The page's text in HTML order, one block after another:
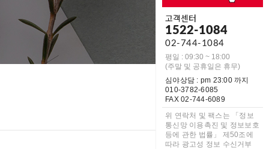
고객센터
1522-1084
02-744-1084
평일 : 09:30 ~ 18:00
(주말 및 공휴일은 휴무)
심야상담 : pm 23:00 까지
010-3782-6085
FAX 02-744-6089
위 연락처 및 팩스는 「정보
통신망 이용촉진 및 정보보호
등에 관한 법률」 제50조에
따라 광고성 정보 수신거부